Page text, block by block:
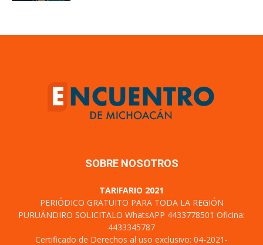
SOBRE NOSOTROS
TARIFARIO 2021
PERIÓDICO GRATUITO PARA TODA LA REGIÓN
PURUÁNDIRO SOLICITALO WhatsAPP 4433778501 Oficina:
4433345787
Certificado de Derechos al uso exclusivo: 04-2021-